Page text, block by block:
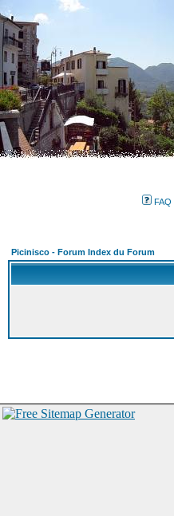
FAQ
Picinisco - Forum Index du Forum